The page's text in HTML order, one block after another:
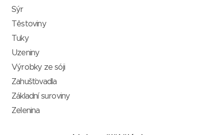
Sýr
Těstoviny
Tuky
Uzeniny
Výrobky ze sóji
Zahušťovadla
Základní suroviny
Zelenina